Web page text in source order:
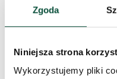
Zgoda
Niniejsza strona
Wykorzystujemy pliki
Rodzaj igliwia
Typ rozkładania